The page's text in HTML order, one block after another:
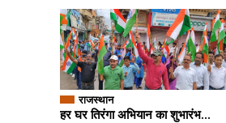
राजस्थान
हर घर तिरंगा अभियान का शुभारंभ...